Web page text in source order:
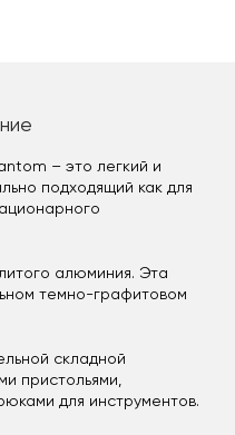
– это легкий и
подходящий как для
алюминия. Эта
темно-графитовом
складной
пристольями,
для инструментов.